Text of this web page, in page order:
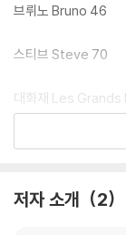
브뤼노 Bruno 46
스티브 Steve 70
대화재 Les
호수 공동체 La
저자 소개 2